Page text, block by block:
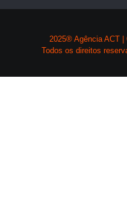
2025® Agência ACT |
Todos os direitos